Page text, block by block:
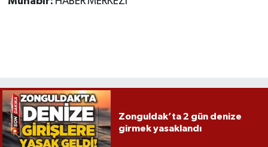
Zonguldak’ta 2 gün denize
girmek yasaklandı
Yaşam